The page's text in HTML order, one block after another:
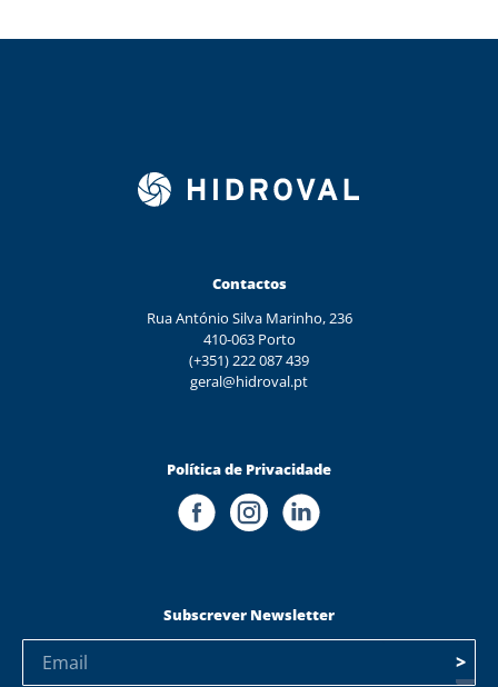
Contactos
Rua António Silva Marinho, 236
410-063 Porto
(+351) 222 087 439
geral@hidroval.pt
Política de Privacidade
Subscrever Newsletter
>